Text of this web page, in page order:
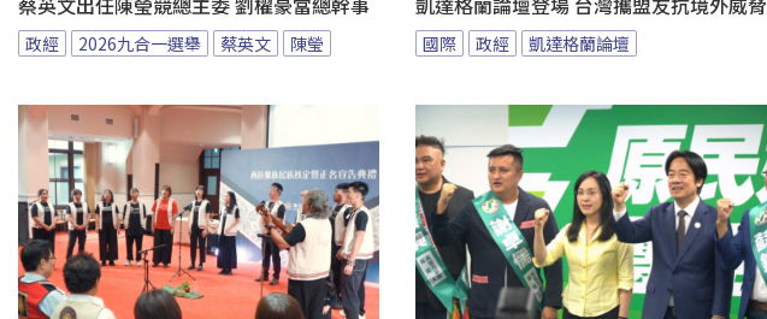
蔡英文出任陳瑩競總主委 劉櫂豪當總幹事
政經 2026九合一選舉 蔡英文 陳瑩
凱達格蘭論壇登場 台灣攜盟友抗境外威脅
國際 政經 凱達格蘭論壇